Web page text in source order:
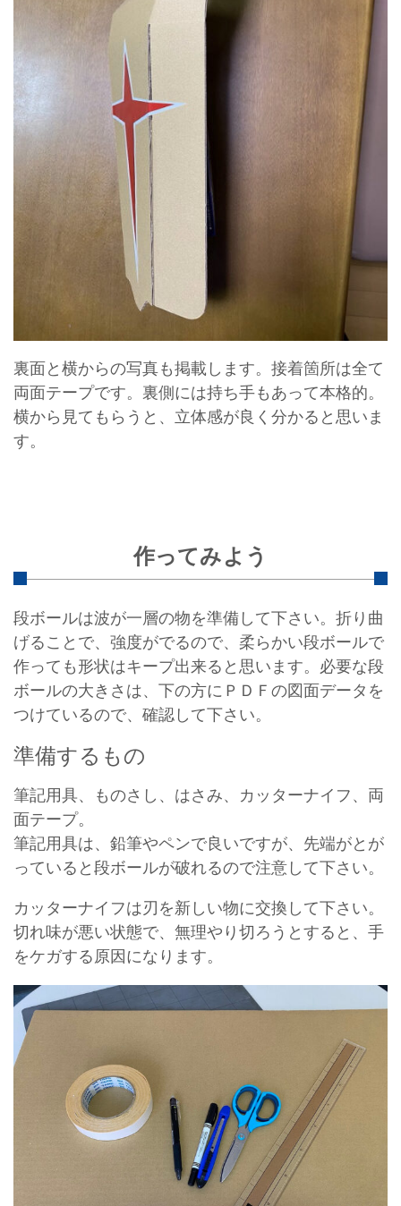
裏面と横からの写真も掲載します。接着箇所は全て
両面テープです。裏側には持ち手もあって本格的。
横から見てもらうと、立体感が良く分かると思いま
す。
作ってみよう
段ボールは波が一層の物を準備して下さい。折り曲
げることで、強度がでるので、柔らかい段ボールで
作っても形状はキープ出来ると思います。必要な段
ボールの大きさは、下の方にＰＤＦの図面データを
つけているので、確認して下さい。
準備するもの
筆記用具、ものさし、はさみ、カッターナイフ、両
面テープ。
筆記用具は、鉛筆やペンで良いですが、先端がとが
っていると段ボールが破れるので注意して下さい。
カッターナイフは刃を新しい物に交換して下さい。
切れ味が悪い状態で、無理やり切ろうとすると、手
をケガする原因になります。